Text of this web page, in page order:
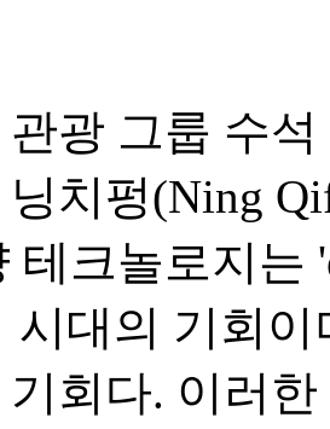
광 그룹 수
닝치펑(Ning
테크놀로지는
시대의 기회
회다. 이러